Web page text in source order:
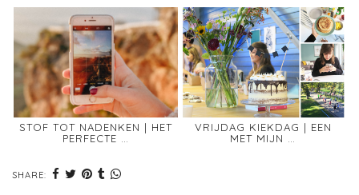
STOF TOT NADENKEN | HET
PERFECTE …
VRIJDAG KIEKDAG | EEN
MET MIJN …
SHARE: